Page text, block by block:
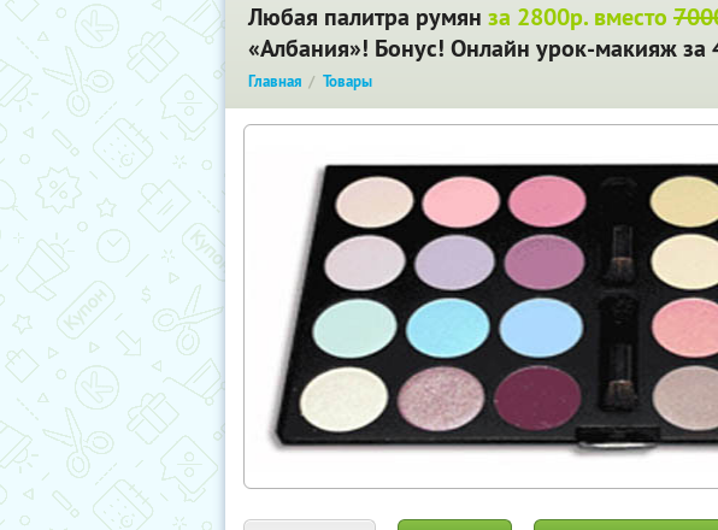
Любая палитра румян за 2800р. вместо
«Албания»! Бонус! Онлайн урок-макияж за
Главная Товары